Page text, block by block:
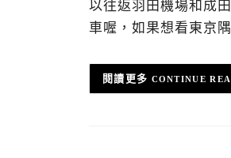
以往返羽田機場和成
車喔，如果想看東京
CONTINUE